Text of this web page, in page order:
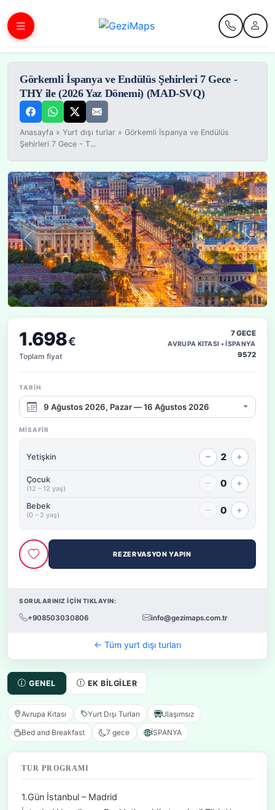
Görkemli İspanya ve Endülüs Şehirleri 7 Gece -
THY ile (2026 Yaz Dönemi) (MAD-SVQ)
Anasayfa »Yurt dışı turlar »Görkemli İspanya ve Endülüs
Şehirleri 7 Gece - T...
1.698€
Toplam fiyat
7 GECE
AVRUPA KITASI • İSPANYA
9572
TARIH
Çıkış tarihi aralığı
MISAFIR
Yetişkin 2
Çocuk
(12 – 12 yaş) 0
Bebek
(0 – 2 yaş) 0
REZERVASYON YAPIN
SORULARINIZ İÇİN TIKLAYIN:
+908503030806 info@gezimaps.com.tr
← Tüm yurt dışı turları
GENEL EK BILGILER
Avrupa Kıtası Yurt Dışı Turları Ulaşımsız
Bed and Breakfast 7 gece İSPANYA
TUR PROGRAMI
1.Gün İstanbul – Madrid